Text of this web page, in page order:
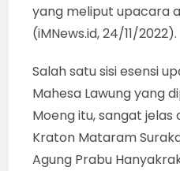
yang meliput upacara
(iMNews.id, 24/11/2022).
Salah satu sisi esensi
Mahesa Lawung yang
Moeng itu, sangat
Kraton Mataram
Agung Prabu